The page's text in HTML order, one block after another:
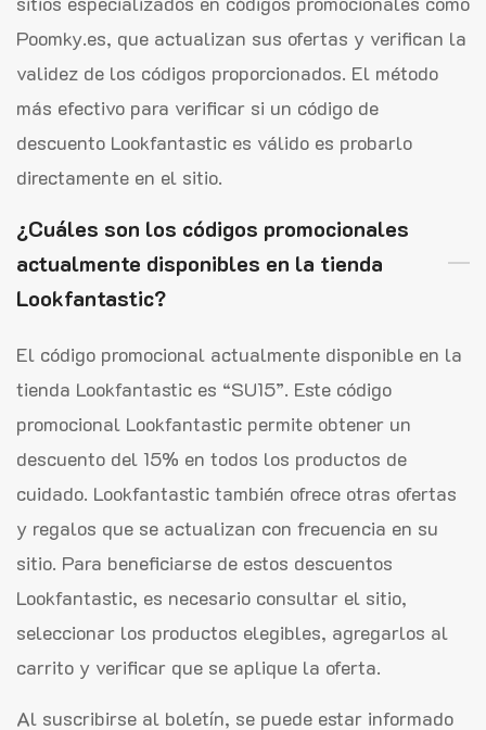
Poomky.es, que actualizan sus ofertas y verifican la
validez de los códigos proporcionados. El método
más efectivo para verificar si un código de
descuento Lookfantastic es válido es probarlo
directamente en el sitio.
¿Cuáles son los códigos promocionales
actualmente disponibles en la tienda
Lookfantastic?
El código promocional actualmente disponible en la
tienda Lookfantastic es “SU15”. Este código
promocional Lookfantastic permite obtener un
descuento del 15% en todos los productos de
cuidado. Lookfantastic también ofrece otras ofertas
y regalos que se actualizan con frecuencia en su
sitio. Para beneficiarse de estos descuentos
Lookfantastic, es necesario consultar el sitio,
seleccionar los productos elegibles, agregarlos al
carrito y verificar que se aplique la oferta.
Al suscribirse al boletín, se puede estar informado